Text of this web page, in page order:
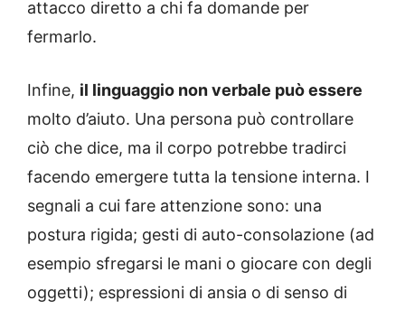
attacco diretto a chi fa domande per
fermarlo.
Infine, il linguaggio non verbale può essere
molto d’aiuto. Una persona può controllare
ciò che dice, ma il corpo potrebbe tradirci
facendo emergere tutta la tensione interna. I
segnali a cui fare attenzione sono: una
postura rigida; gesti di auto-consolazione (ad
esempio sfregarsi le mani o giocare con degli
oggetti); espressioni di ansia o di senso di